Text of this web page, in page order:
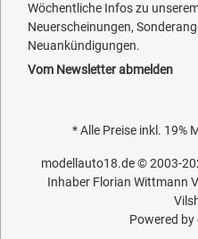
Wöchentliche Infos zu
Neuerscheinungen,
Neuankündigungen.
Vom Newsletter abmelden
* Alle Preise inkl. 19%
modellauto18.de© 2003-
Inhaber Florian Wittmann
Powered by